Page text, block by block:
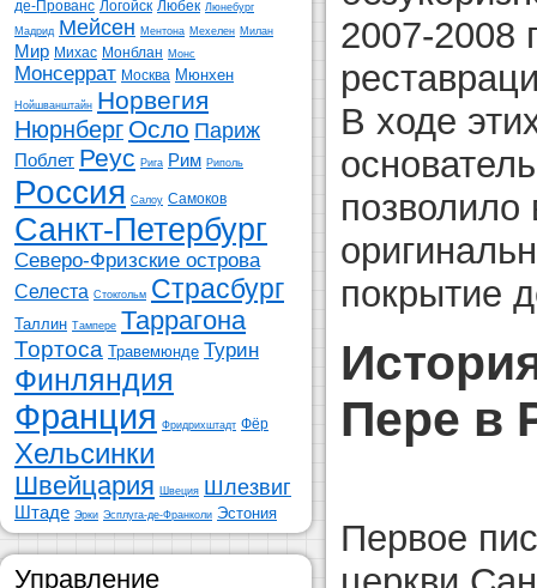
де-Прованс Логойск Любек Люнебург
Мадрид Мейсен Ментона Мехелен Милан
Мир Михас Монблан Монс
Монсеррат Москва Мюнхен
Нойшванштайн Норвегия
Нюрнберг Осло Париж
Поблет Реус Рига Рим Риполь
Россия Салоу Самоков
Санкт-Петербург
Северо-Фризские острова
Селеста Стокгольм Страсбург
Таллин Тампере Таррагона
Тортоса Травемюнде Турин
Финляндия
Франция Фридрихштадт Фёр
Хельсинки
Швейцария Швеция Шлезвиг
Штаде Эрки Эсплуга-де-Франколи Эстония
Управление
2007-2008
В ходе
позволило
покрытие
Пере в
Первое